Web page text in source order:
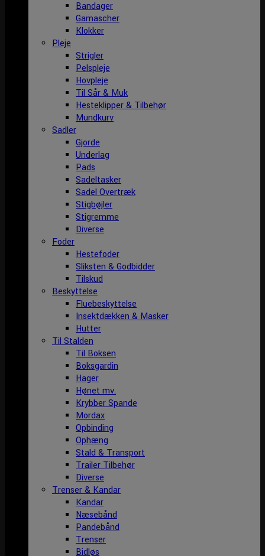
Bandager
Gamascher
Klokker
Pleje
Strigler
Pelspleje
Hovpleje
Til Sår & Muk
Hesteklipper & Tilbehør
Mundkurv
Sadler
Gjorde
Underlag
Pads
Sadeltasker
Sadel Overtræk
Stigbøjler
Stigremme
Diverse
Foder
Hestefoder
Sliksten & Godbidder
Tilskud
Beskyttelse
Fluebeskyttelse
Insektdækken & Masker
Hutter
Til Stalden
Til Boksen
Boksgardin
Hager
Hønet mv.
Krybber Spande
Mordax
Opbinding
Ophæng
Stald & Transport
Trailer Tilbehør
Diverse
Trenser & Kandar
Kandar
Næsebånd
Pandebånd
Trenser
Bidløs